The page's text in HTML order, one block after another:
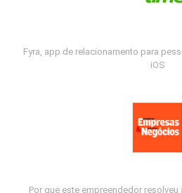
Fyra, app de relacionamento para
iOS
Por que este empreendedor